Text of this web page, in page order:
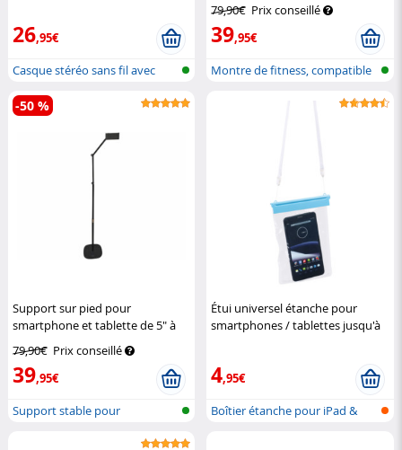
26,95€
Casque stéréo sans fil avec
bluetoo...
79,90€ Prix conseillé
39,95€
Montre de fitness, compatible
Support sur pied pour
smartphone et tablette de 5" à
79,90€ Prix conseillé
39,95€
-50 %
Support stable pour
Étui universel étanche pour
smartphones / tablettes jusqu'à
4,95€
Boîtier étanche pour iPad &